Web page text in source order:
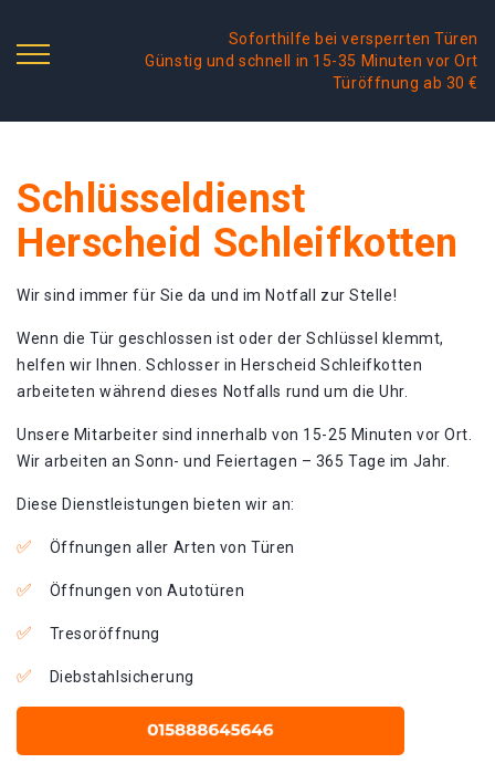
Soforthilfe bei versperrten Türen
Günstig und schnell in 15-35 Minuten vor Ort
Türöffnung ab 30 €
Schlüsseldienst
Herscheid Schleifkotten
Wir sind immer für Sie da und im Notfall zur Stelle!
Wenn die Tür geschlossen ist oder der Schlüssel klemmt,
helfen wir Ihnen. Schlosser in Herscheid Schleifkotten
arbeiteten während dieses Notfalls rund um die Uhr.
Unsere Mitarbeiter sind innerhalb von 15-25 Minuten vor Ort.
Wir arbeiten an Sonn- und Feiertagen – 365 Tage im Jahr.
Diese Dienstleistungen bieten wir an:
Öffnungen aller Arten von Türen
Öffnungen von Autotüren
Tresoröffnung
Diebstahlsicherung